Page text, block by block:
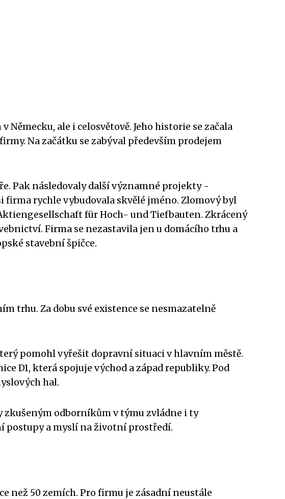
ale i celosvětově. Jeho historie se začala
Na začátku se zabýval především prodejem
Pak následovaly další významné projekty -
rychle vybudovala skvělé jméno. Zlomový byl
für Hoch- und Tiefbauten. Zkrácený
Firma se nezastavila jen u domácího trhu a
stavební špičce.
trhu. Za dobu své existence se nesmazatelně
pomohl vyřešit dopravní situaci v hlavním městě.
D1, která spojuje východ a západ republiky. Pod
hal.
zkušeným odborníkům v týmu zvládne i ty
postupy a myslí na životní prostředí.
než 50 zemích. Pro firmu je zásadní neustále